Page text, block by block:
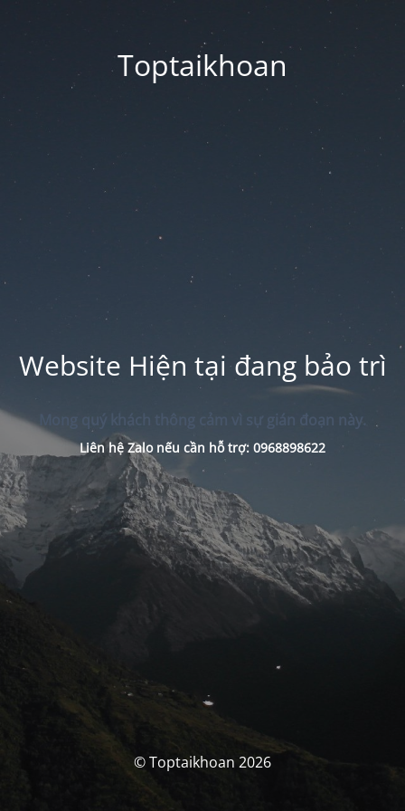
Toptaikhoan
Website Hiện tại đang bảo trì
Mong quý khách thông cảm vì sự gián đoạn này.
Liên hệ Zalo nếu cần hỗ trợ: 0968898622
© Toptaikhoan 2026